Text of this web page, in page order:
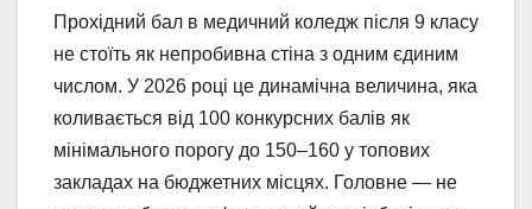
Прохідний бал в медичний коледж після 9 класу
не стоїть як непробивна стіна з одним єдиним
числом. У 2026 році це динамічна величина, яка
коливається від 100 конкурсних балів як
мінімального порогу до 150–160 у топових
закладах на бюджетних місцях. Головне — не